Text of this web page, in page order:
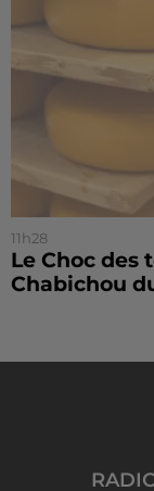
11h28
Le Choc des
Chabichou